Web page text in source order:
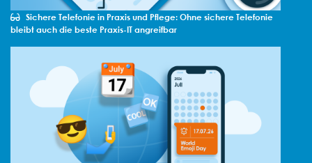
Sichere Telefonie in Praxis und Pflege: Ohne sichere Telefonie
bleibt auch die beste Praxis-IT angreifbar